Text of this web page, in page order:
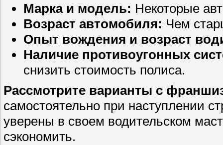
Марка и модель: Некоторые
Возраст автомобиля: Чем
Опыт вождения и возраст
Наличие противоугонных
снизить стоимость полиса.
Рассмотрите варианты с
самостоятельно при наступлении
уверены в своем водительском
сэкономить.